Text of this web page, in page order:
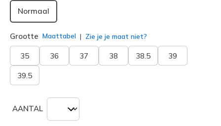
Normaal
Grootte Maattabel Zie je je maat niet?
35 36 37 38 38.5 39
39.5
AANTAL